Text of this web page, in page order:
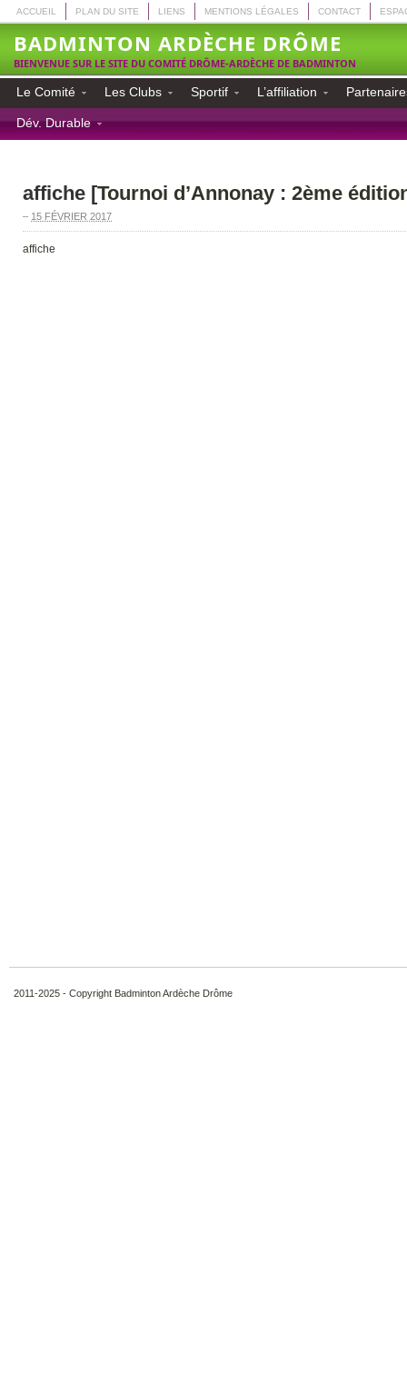
ACCUEIL PLAN DU SITE LIENS MENTIONS LÉGALES CONTACT
BADMINTON ARDÈCHE DRÔME
BIENVENUE SUR LE SITE DU COMITÉ DRÔME-ARDÈCHE DE BADMINTON
Le Comité Les Clubs Sportif L’affiliation
Dév. Durable
affiche [Tournoi d’Annonay : 2ème
– 15 FÉVRIER 2017
affiche
2011-2025 - Copyright Badminton Ardèche Drôme